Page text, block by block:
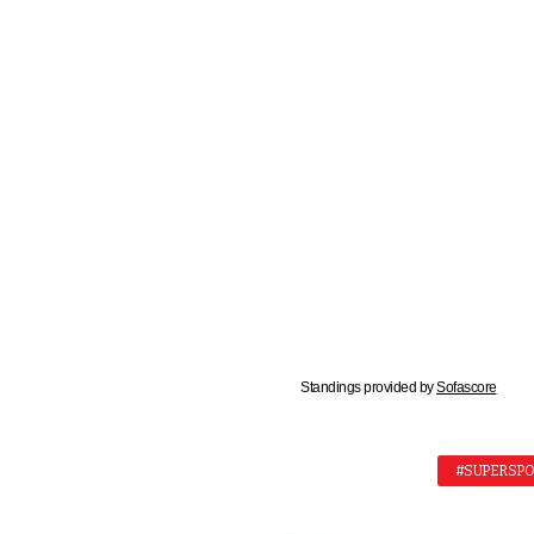
Standings provided bySofascore